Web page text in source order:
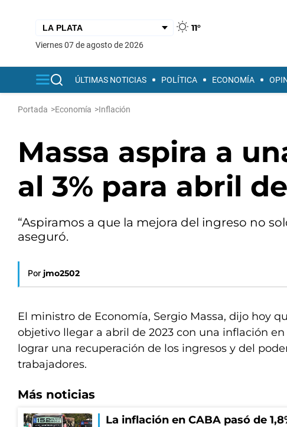
11°
viernes 07 de agosto de 2026
ÚLTIMAS NOTICIAS POLÍTICA ECONOMÍA
Portada >Economía >Inflación
Massa aspira a
al 3% para abril
“Aspiramos a que la mejora del ingreso no
aseguró.
Por jmo2502
El ministro de Economía, Sergio Massa, dijo hoy
objetivo llegar a abril de 2023 con una inflación en
lograr una recuperación de los ingresos y del
trabajadores.
Más noticias
La inflación en CABA pasó de